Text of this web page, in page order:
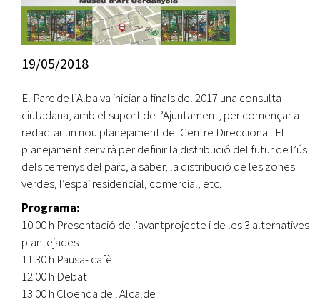
19/05/2018
El Parc de l’Alba va iniciar a finals del 2017 una consulta
ciutadana, amb el suport de l’Ajuntament, per començar a
redactar un nou planejament del Centre Direccional. El
planejament servirà per definir la distribució del futur de l’ús
dels terrenys del parc, a saber, la distribució de les zones
verdes, l’espai residencial, comercial, etc.
Programa:
10.00 h Presentació de l'avantprojecte i de les 3 alternatives
plantejades
11.30 h Pausa- cafè
12.00 h Debat
13.00 h Cloenda de l'Alcalde